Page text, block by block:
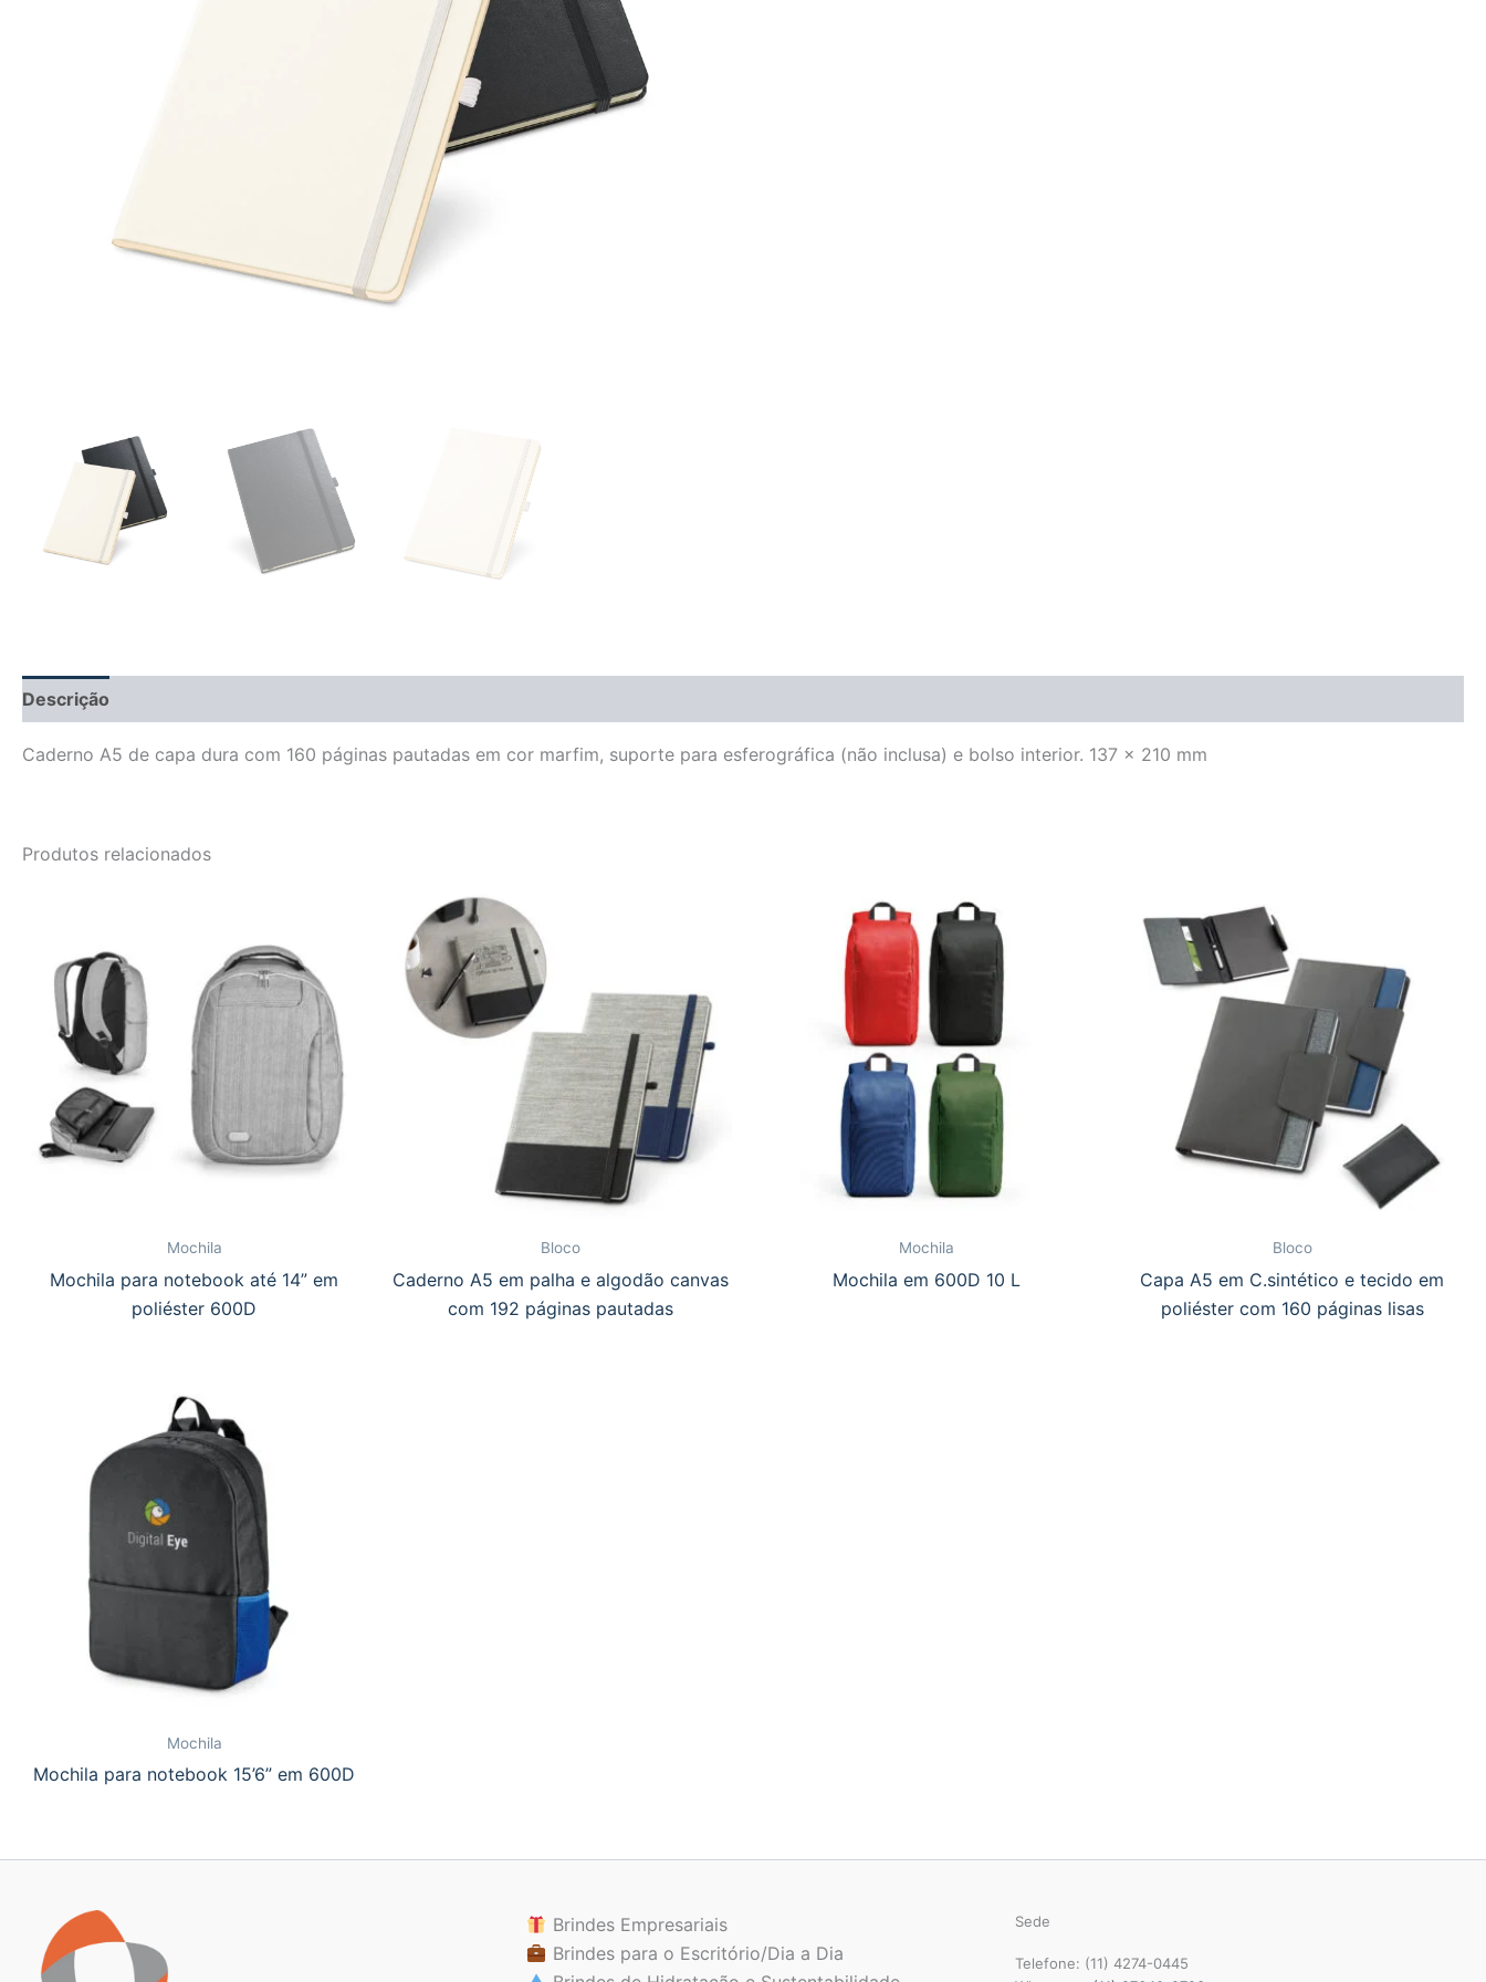
Descrição
Caderno A5 de capa dura com 160 páginas pautadas em cor marfim, suporte para esferográfica (não inclusa) e bolso interior. 137 x 210 mm
Produtos relacionados
Mochila
Mochila para notebook até 14” em
poliéster 600D
Bloco
Caderno A5 em palha e algodão canvas
com 192 páginas pautadas
Mochila
Mochila em 600D 10 L
Bloco
Capa A5 em C.sintético e tecido em
poliéster com 160 páginas lisas
Mochila
Mochila para notebook 15’6” em 600D
Brindes Empresariais
Brindes para o Escritório/Dia a Dia
Sede
Telefone: (11) 4274-0445